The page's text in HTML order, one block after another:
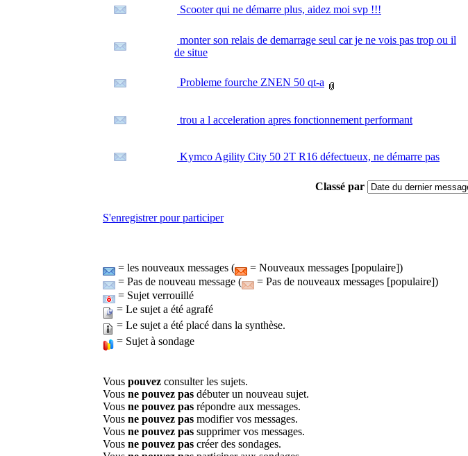
Scooter qui ne démarre plus, aidez moi svp !!!
monter son relais de demarrage seul car je ne vois pas trop ou il
de situe
Probleme fourche ZNEN 50 qt-a
trou a l acceleration apres fonctionnement performant
Kymco Agility City 50 2T R16 défectueux, ne démarre pas
Classé par
S'enregistrer pour participer
= les nouveaux messages (
= Nouveaux messages [populaire])
= Pas de nouveau message (
= Pas de nouveaux messages [populaire])
= Sujet verrouillé
= Le sujet a été agrafé
= Le sujet a été placé dans la synthèse.
= Sujet à sondage
Vous pouvez consulter les sujets.
Vous ne pouvez pas débuter un nouveau sujet.
Vous ne pouvez pas répondre aux messages.
Vous ne pouvez pas modifier vos messages.
Vous ne pouvez pas supprimer vos messages.
Vous ne pouvez pas créer des sondages.